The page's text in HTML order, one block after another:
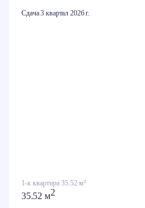
Сдача 3 квартал 2026 г.
1-к квартира 35.52 м²
35.52 м2